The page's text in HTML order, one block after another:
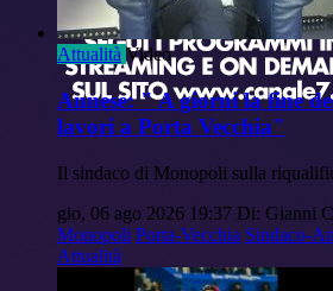
Attualità Video
Annese: " A giorni la fine
lavori a Porta Vecchia"
Il sindaco di Monopoli sulla
gio, 06 ago 2026 19:37 Di: Gianni
Monopoli Porta-Vecchia Sindaco-
Attualità